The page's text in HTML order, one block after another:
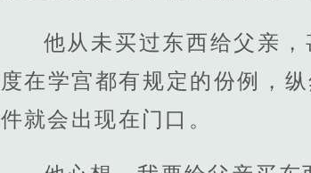
他从未买过东西给父亲
度在学宫都有规定的份例，
件就会出现在门口。